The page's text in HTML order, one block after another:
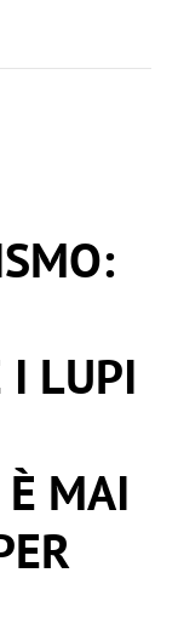
I LUPI
MAI